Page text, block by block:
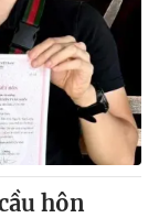
hôn